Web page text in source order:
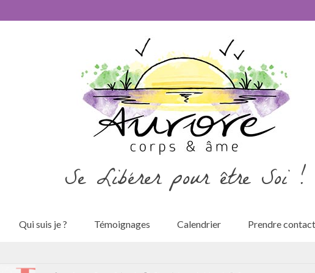
Se Libérer pour être Soi !
Qui suis je ? Témoignages Calendrier Prendre contact